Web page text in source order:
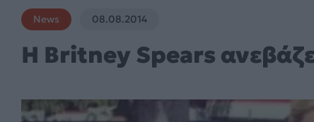
News 08.08.2014
Η Britney Spears